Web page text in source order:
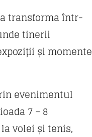
transforma într-
tinerii
și momente
evenimentul
7 – 8
volei și tenis,